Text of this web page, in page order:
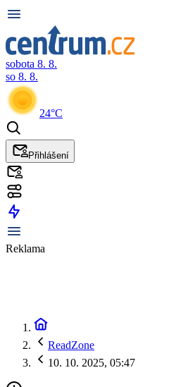
sobota 8. 8.
so 8. 8.
24°C
Přihlášení
Reklama
ReadZone
10. 10. 2025, 05:47